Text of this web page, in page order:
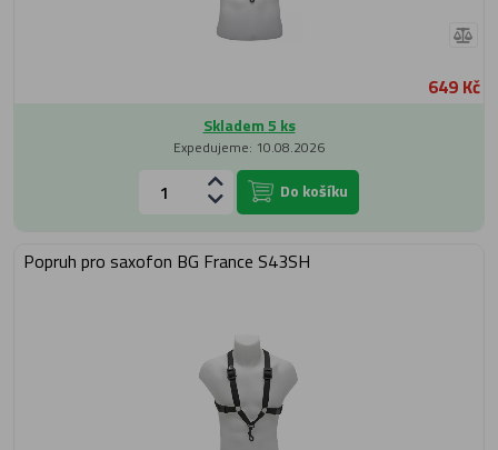
649 Kč
Skladem 5 ks
Expedujeme: 10.08.2026
Do košíku
Popruh pro saxofon BG France S43SH